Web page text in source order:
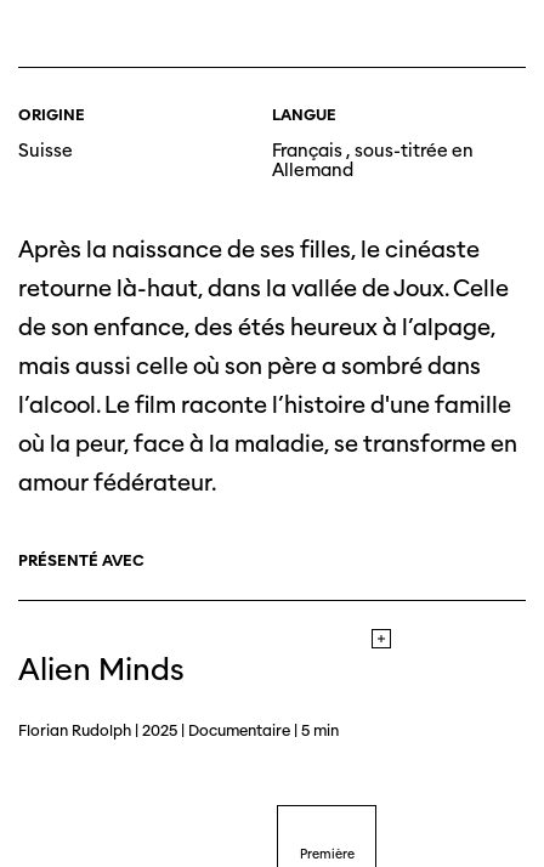
ORIGINE
Suisse
LANGUE
Français , sous-titrée en
Allemand
Après la naissance de ses filles, le cinéaste
retourne là-haut, dans la vallée de Joux. Celle
de son enfance, des étés heureux à l’alpage,
mais aussi celle où son père a sombré dans
l’alcool. Le film raconte l’histoire d'une famille
où la peur, face à la maladie, se transforme en
amour fédérateur.
PRÉSENTÉ AVEC
Alien Minds
Florian Rudolph | 2025 | Documentaire | 5 min
Première